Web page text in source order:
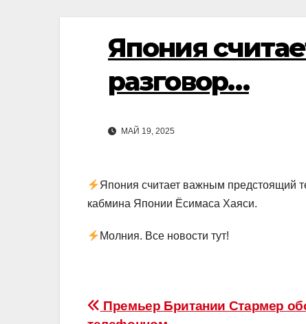
Япония
разговор…
МАЙ 19, 2025
Япония считает важным предстоящий
кабмина Японии Ёсимаса Хаяси.
Молния. Все новости тут!
Навигация
Премьер Британии Стармер